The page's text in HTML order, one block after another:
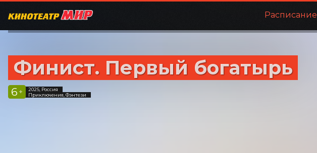
Расписание
Финист. Первый богатырь
6 +
2025, Россия
Приключения, Фэнтези